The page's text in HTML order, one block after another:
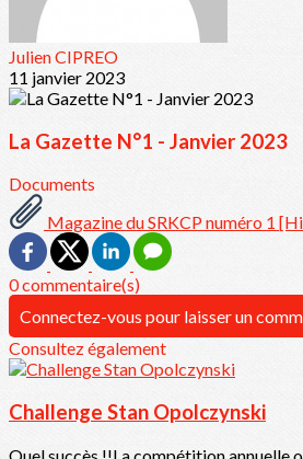
Julien CIPREO
11 janvier 2023
La Gazette N°1 - Janvier 2023
Documents
Magazine du SRKCP numéro 1
0 commentaire(s)
Connectez-vous pour laisser un
Consultez également
Challenge Stan Opolczynski